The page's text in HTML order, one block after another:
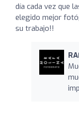
día cada vez que
elegido mejor
su trabajo!!